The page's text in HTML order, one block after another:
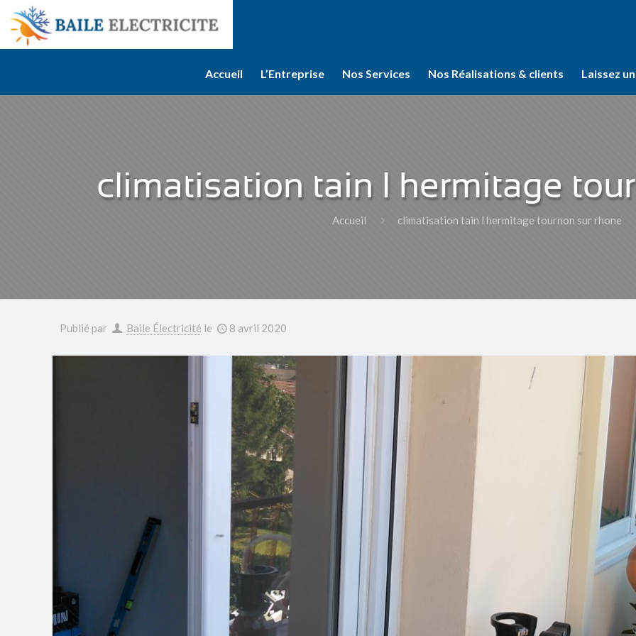
Accueil L’Entreprise Nos Services Nos Réalisations & clients Laissez
climatisation tain l hermitage
Accueil climatisation tain l hermitage tournon sur rhone
Publié par Baile Électricité le 8 avril 2020